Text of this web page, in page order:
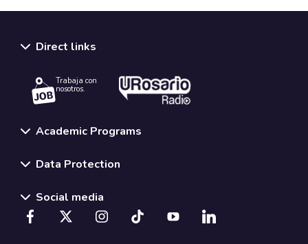
Direct links
Trabaja con
nosotros.
Academic Programs
Data Protection
Social media